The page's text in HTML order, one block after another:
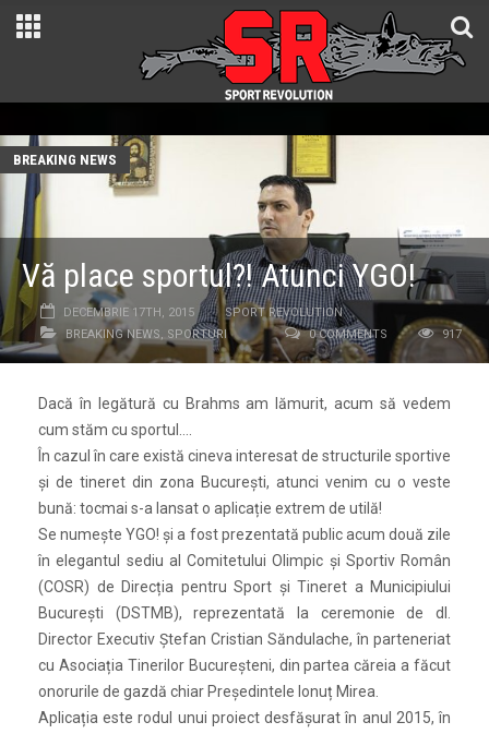
BREAKING NEWS
Vă place sportul?! Atunci YGO!
DECEMBRIE 17TH, 2015
SPORT REVOLUTION
BREAKING NEWS, SPORTURI 0 COMMENTS 917
Dacă în legătură cu Brahms am lămurit, acum să vedem
cum stăm cu sportul….
În cazul în care există cineva interesat de structurile sportive
și de tineret din zona București, atunci venim cu o veste
bună: tocmai s-a lansat o aplicație extrem de utilă!
Se numește YGO! și a fost prezentată public acum două zile
în elegantul sediu al Comitetului Olimpic și Sportiv Român
(COSR) de Direcția pentru Sport și Tineret a Municipiului
București (DSTMB), reprezentată la ceremonie de dl.
Director Executiv Ștefan Cristian Săndulache, în parteneriat
cu Asociația Tinerilor Bucureșteni, din partea căreia a făcut
onorurile de gazdă chiar Președintele Ionuț Mirea.
Aplicația este rodul unui proiect desfășurat în anul 2015, în